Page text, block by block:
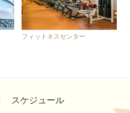
フィットネスセンター
スケジュール